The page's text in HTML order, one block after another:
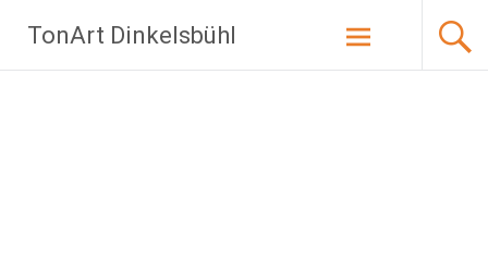
Inhalt
springen
TonArt Dinkelsbühl